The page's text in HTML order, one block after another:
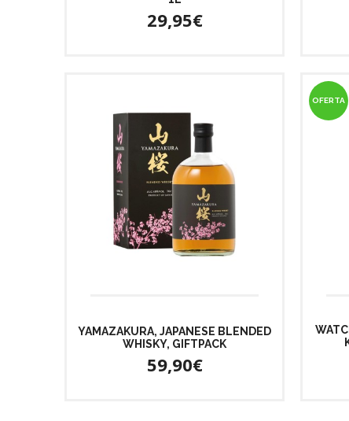
29,95€
YAMAZAKURA, JAPANESE BLENDED
WHISKY, GIFTPACK
59,90€
OFERTA